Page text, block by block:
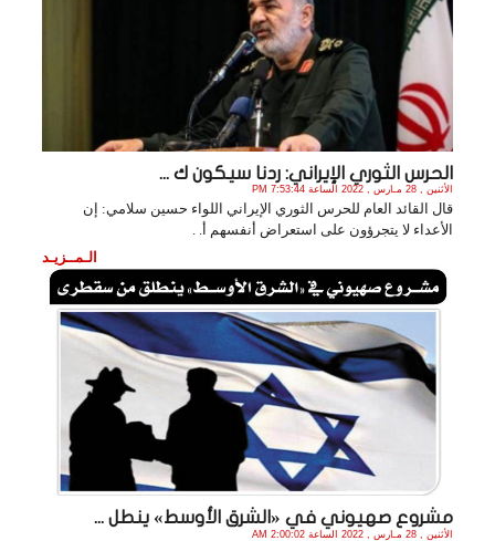
الحرس الثوري الإيراني: ردنا سيكون ك ...
الأثنين , 28 مـارس , 2022 الساعة 7:53:44 PM
قال القائد العام للحرس الثوري الإيراني اللواء حسين سلامي: إن
الأعداء لا يتجرؤون على استعراض أنفسهم أ. .
الـمــزيـد
مشروع صهيوني في «الشرق الأوسط» ينطل ...
الأثنين , 28 مـارس , 2022 الساعة 2:00:02 AM